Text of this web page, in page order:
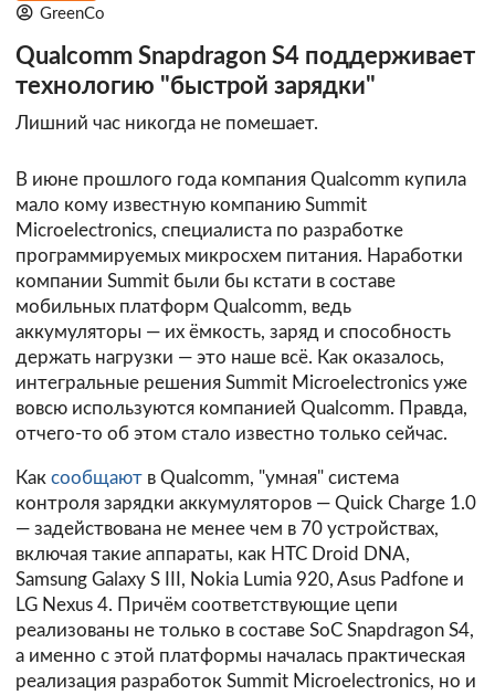
GreenCo
Qualcomm Snapdragon S4 поддерживает
технологию "быстрой зарядки"
Лишний час никогда не помешает.
В июне прошлого года компания Qualcomm купила
мало кому известную компанию Summit
Microelectronics, специалиста по разработке
программируемых микросхем питания. Наработки
компании Summit были бы кстати в составе
мобильных платформ Qualcomm, ведь
аккумуляторы — их ёмкость, заряд и способность
держать нагрузки — это наше всё. Как оказалось,
интегральные решения Summit Microelectronics уже
вовсю используются компанией Qualcomm. Правда,
отчего-то об этом стало известно только сейчас.
Как сообщают в Qualcomm, "умная" система
контроля зарядки аккумуляторов — Quick Charge 1.0
— задействована не менее чем в 70 устройствах,
включая такие аппараты, как HTC Droid DNA,
Samsung Galaxy S III, Nokia Lumia 920, Asus Padfone и
LG Nexus 4. Причём соответствующие цепи
реализованы не только в составе SoC Snapdragon S4,
а именно с этой платформы началась практическая
реализация разработок Summit Microelectronics, но и